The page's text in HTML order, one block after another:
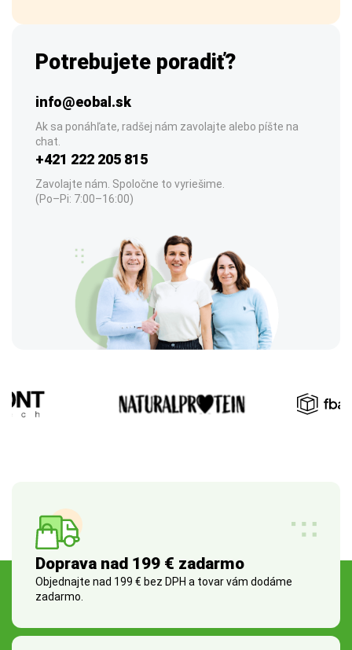
Potrebujete poradiť?
info@eobal.sk
Ak sa ponáhľate, radšej nám zavolajte alebo píšte na
chat.
+421 222 205 815
Zavolajte nám. Spoločne to vyriešime.
(Po–Pi: 7:00–16:00)
Doprava nad 199 € zadarmo
Objednajte nad 199 € bez DPH a tovar vám dodáme
zadarmo.